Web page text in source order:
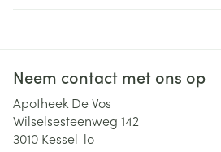
Neem contact met ons op
Apotheek De Vos
Wilselsesteenweg 142
3010 Kessel-lo